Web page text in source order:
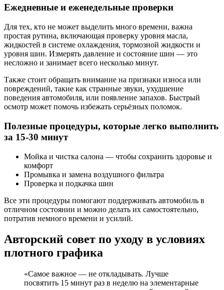
Ежедневные и еженедельные проверки
Для тех, кто не может выделить много времени, важна
простая рутина, включающая проверку уровня масла,
жидкостей в системе охлаждения, тормозной жидкости и
уровня шин. Измерять давление и состояние шин — это
несложно и занимает всего несколько минут.
Также стоит обращать внимание на признаки износа или
повреждений, такие как странные звуки, ухудшение
поведения автомобиля, или появление запахов. Быстрый
осмотр может помочь избежать серьёзных поломок.
Полезные процедуры, которые легко выполнить
за 15-30 минут
Мойка и чистка салона — чтобы сохранить здоровье и
комфорт
Промывка и замена воздушного фильтра
Проверка и подкачка шин
Все эти процедуры помогают поддерживать автомобиль в
отличном состоянии и можно делать их самостоятельно,
потратив немного времени и усилий.
Авторский совет по уходу в условиях
плотного графика
«Самое важное — не откладывать. Лучше
посвятить 15 минут раз в неделю на элементарные